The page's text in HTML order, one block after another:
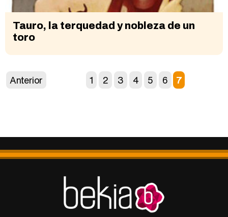
Tauro, la terquedad y nobleza de un
toro
Anterior 1 2 3 4 5 6 7